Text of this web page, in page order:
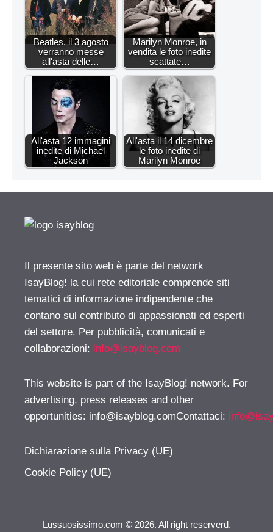
Beatles, il 3 agosto
verranno messe
all'asta delle…
Marilyn Monroe, in
vendita le foto inedite
scattate…
All'asta 12 immagini
inedite di Michael
Jackson
All'asta il 14 dicembre
le foto inedite di
Marilyn Monroe
Il presente sito web è parte del network
IsayBlog! la cui rete editoriale comprende siti
tematici di informazione indipendente che
contano sul contributo di appassionati ed esperti
del settore. Per pubblicità, comunicati e
collaborazioni: info@isayblog.com
This website is part of the IsayBlog! network. For
advertising, press releases and other
opportunities: info@isayblog.comContattaci:
Dichiarazione sulla Privacy (UE)
Cookie Policy (UE)
Lussuosissimo.com © 2026. All right reserverd.